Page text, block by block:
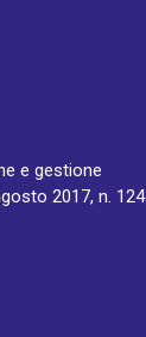
e gestione
2017, n. 124